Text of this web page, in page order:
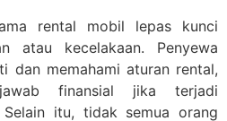
rental mobil lepas kunci
atau kecelakaan. Penyewa
dan memahami aturan rental,
finansial jika terjadi
itu, tidak semua orang